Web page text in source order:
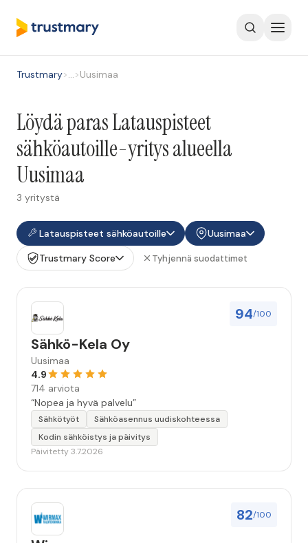
Trustmary>…>Uusimaa
Löydä paras Latauspisteet
sähköautoille-yritys alueella
Uusimaa
3 yritystä
Latauspisteet sähköautoille
Uusimaa
Trustmary Score
Tyhjennä suodattimet
94/100
Sähkö-Kela Oy
Uusimaa
4.9
714 arviota
“Nopea ja hyvä palvelu”
Sähkötyöt
Sähköasennus uudiskohteessa
Kodin sähköistys ja päivitys
Päivitetty 3.7.2026
82/100